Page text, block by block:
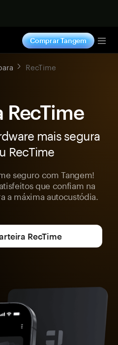
Comprar Tangem
RecTime
RecTime
mais segura
RecTime
seguro com Tangem!
que confiam na
a máxima autocustódia.
RecTime